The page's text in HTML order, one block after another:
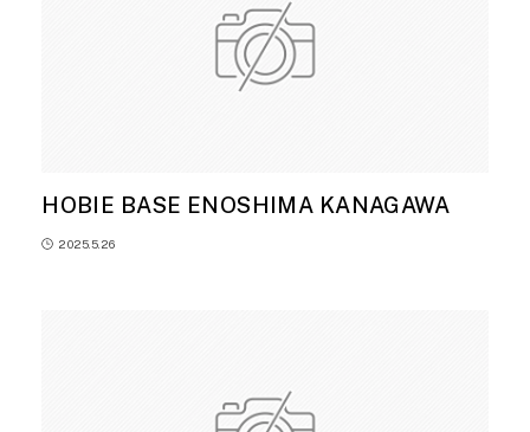
HOBIE BASE ENOSHIMA KANAGAWA
2025.5.26